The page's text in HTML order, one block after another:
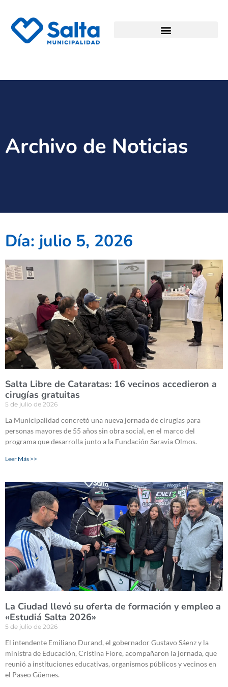
Archivo de Noticias
Día: julio 5, 2026
Salta Libre de Cataratas: 16 vecinos accedieron a
cirugías gratuitas
5 de julio de 2026
La Municipalidad concretó una nueva jornada de cirugías para
personas mayores de 55 años sin obra social, en el marco del
programa que desarrolla junto a la Fundación Saravia Olmos.
Leer Más >>
La Ciudad llevó su oferta de formación y empleo a
«Estudiá Salta 2026»
5 de julio de 2026
El intendente Emiliano Durand, el gobernador Gustavo Sáenz y la
ministra de Educación, Cristina Fiore, acompañaron la jornada, que
reunió a instituciones educativas, organismos públicos y vecinos en
el Paseo Güemes.